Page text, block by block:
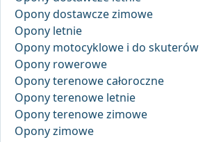
Opony dostawcze zimowe
Opony letnie
Opony motocyklowe i do skuterów
Opony rowerowe
Opony terenowe całoroczne
Opony terenowe letnie
Opony terenowe zimowe
Opony zimowe